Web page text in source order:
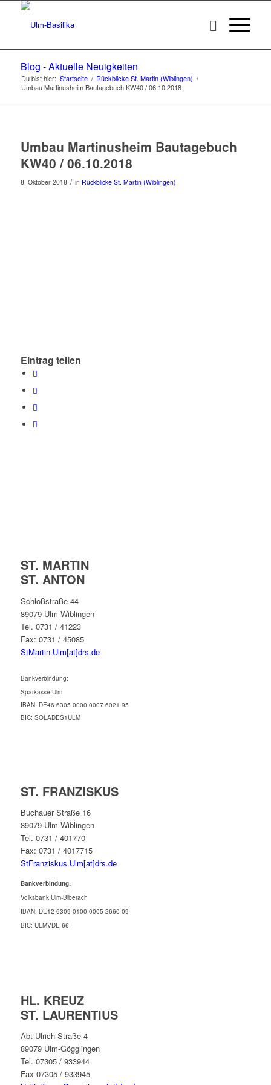
Blog - Aktuelle Neuigkeiten
Du bist hier: Startseite / Rückblicke St. Martin (Wiblingen) /
Umbau Martinusheim Bautagebuch KW40 / 06.10.2018
Umbau Martinusheim Bautagebuch
KW40 / 06.10.2018
8. Oktober 2018 / in Rückblicke St. Martin (Wiblingen)
Eintrag teilen
ST. MARTIN
ST. ANTON
Schloßstraße 44
89079 Ulm-Wiblingen
Tel. 0731 / 41223
Fax: 0731 / 45085
StMartin.Ulm[at]drs.de
Bankverbindung:
Sparkasse Ulm
IBAN: DE46 6305 0000 0007 6021 95
BIC: SOLADES1ULM
ST. FRANZISKUS
Buchauer Straße 16
89079 Ulm-Wiblingen
Tel. 0731 / 401770
Fax: 0731 / 4017715
StFranziskus.Ulm[at]drs.de
Bankverbindung:
Volksbank Ulm-Biberach
IBAN: DE12 6309 0100 0005 2660 09
BIC: ULMVDE 66
HL. KREUZ
ST. LAURENTIUS
Abt-Ulrich-Straße 4
89079 Ulm-Gögglingen
Tel. 07305 / 933944
Fax 07305 / 933945